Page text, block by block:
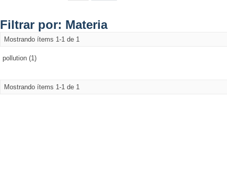
Filtrar por: Materia
Mostrando ítems 1-1 de 1
pollution (1)
Mostrando ítems 1-1 de 1